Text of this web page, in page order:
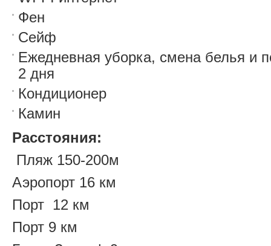
Фен
Сейф
Ежедневная уборка, смена белья и
2 дня
Кондиционер
Камин
Расстояния:
Пляж 150-200м
Аэропорт 16 км
Порт 12 км
Порт 9 км